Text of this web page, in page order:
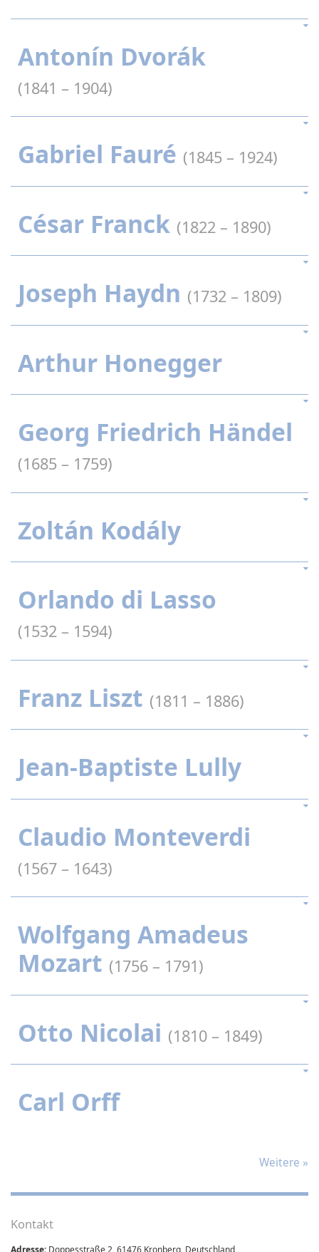
Antonín Dvorák
(1841 – 1904)
Gabriel Fauré (1845 – 1924)
César Franck (1822 – 1890)
Joseph Haydn (1732 – 1809)
Arthur Honegger
Georg Friedrich Händel
(1685 – 1759)
Zoltán Kodály
Orlando di Lasso
(1532 – 1594)
Franz Liszt (1811 – 1886)
Jean-Baptiste Lully
Claudio Monteverdi
(1567 – 1643)
Wolfgang Amadeus
Mozart (1756 – 1791)
Otto Nicolai (1810 – 1849)
Carl Orff
Weitere »
Kontakt
Adresse: Doppesstraße 2, 61476 Kronberg, Deutschland